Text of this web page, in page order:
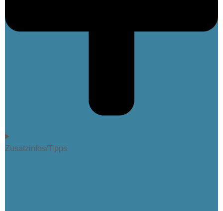
Zusatzinfos/Tipps